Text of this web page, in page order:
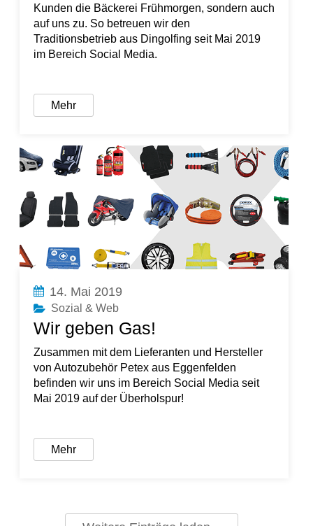
Kunden die Bäckerei Frühmorgen, sondern auch
auf uns zu. So betreuen wir den
Traditionsbetrieb aus Dingolfing seit Mai 2019
im Bereich Social Media.
Mehr
14. Mai 2019
Sozial & Web
Wir geben Gas!
Zusammen mit dem Lieferanten und Hersteller
von Autozubehör Petex aus Eggenfelden
befinden wir uns im Bereich Social Media seit
Mai 2019 auf der Überholspur!
Mehr